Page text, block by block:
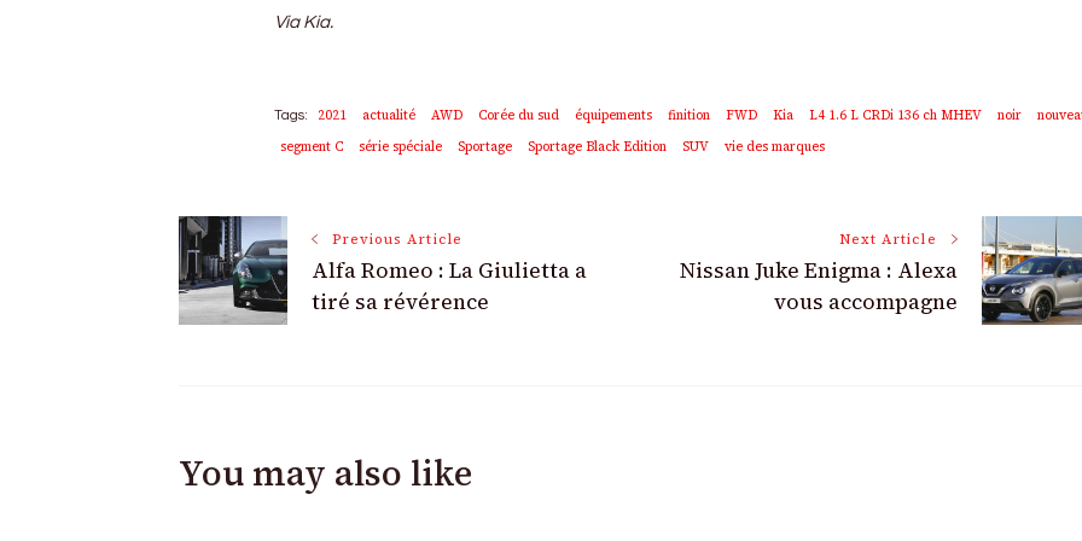
Via Kia.
Tags: 2021 actualité AWD Corée du sud équipements finition FWD Kia L4 1.6 L CRDi 136 ch MHEV noir
segment C
série spéciale Sportage Sportage Black Edition SUV vie des marques
Post
Navigation
Previous Article
Alfa Romeo : La Giulietta a
tiré sa révérence
Next Article
Nissan Juke Enigma : Alexa
vous accompagne
You may also like